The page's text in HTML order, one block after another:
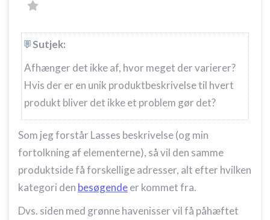
Sutjek:
Afhænger det ikke af, hvor meget der varierer?
Hvis der er en unik produktbeskrivelse til hvert
produkt bliver det ikke et problem gør det?
Som jeg forstår Lasses beskrivelse (og min
fortolkning af elementerne), så vil den samme
produktside få forskellige adresser, alt efter hvilken
kategori den besøgendeer kommet fra.
Dvs. siden med grønne havenisser vil få påhæftet